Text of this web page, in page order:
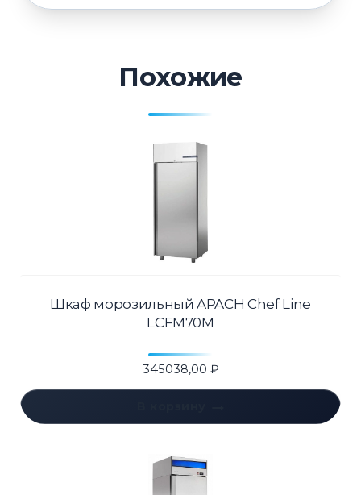
Похожие
Шкаф морозильный APACH Chef Line
LCFM70M
345038,00 ₽